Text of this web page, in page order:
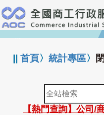
跳
到
主
要
:::
||首頁〉統計專區〉
全
站
檢
【熱門查詢】公司/